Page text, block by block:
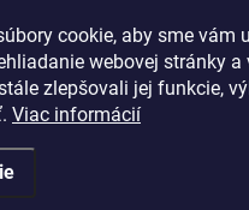
cookie, aby sme vám
webovej stránky a
zlepšovali jej funkcie,
Viac informácií